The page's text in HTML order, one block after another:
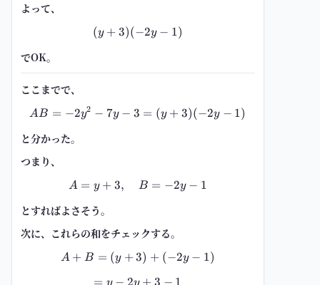
よって、
(y+3)(-2y-1)
(y + 3)(−2y − 1)
でOK。
ここまでで、
AB=-2y^2-7y-3=(y+3)(-2y-1)
AB = −2y2 − 7y − 3 = (y + 3)(−2y − 1)
と分かった。
つまり、
A=y+3,\quad B=-2y-1
A = y + 3, B = −2y − 1
とすればよさそう。
次に、これらの和をチェックする。
A+B=(y+3)+(-2y-1)
A + B = (y +3) + (−2y − 1)
=y-2y+3-1
= − 2 + 3 − 1